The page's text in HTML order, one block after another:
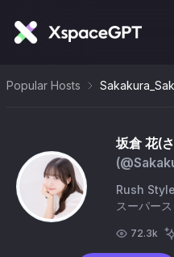
Popular Hosts
坂倉 花(
(@
Rush
スーパー
🐱 72.3k